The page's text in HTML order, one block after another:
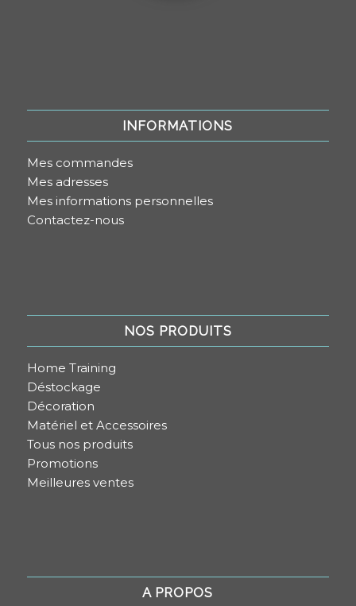
INFORMATIONS
Mes commandes
Mes adresses
Mes informations personnelles
Contactez-nous
NOS PRODUITS
Home Training
Déstockage
Décoration
Matériel et Accessoires
Tous nos produits
Promotions
Meilleures ventes
A PROPOS